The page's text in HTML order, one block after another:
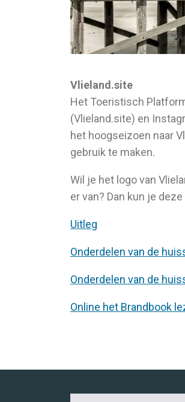
Vlieland.site
Het Toeristisch
(Vlieland.site) en
het hoogseizoen naar
gebruik te maken.
Wil je het logo van
er van? Dan kun je
Uitleg
Onderdelen van de
Onderdelen van de
Online het Brandbook